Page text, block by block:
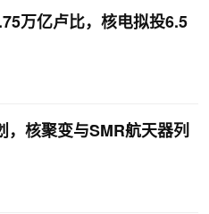
万亿卢比，核电拟投6.5
核聚变与SMR航天器列